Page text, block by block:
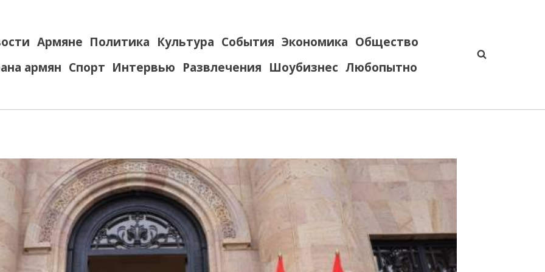
Армяне Политика Культура События Экономика Общество
армян Спорт Интервью Развлечения Шоубизнес Любопытно